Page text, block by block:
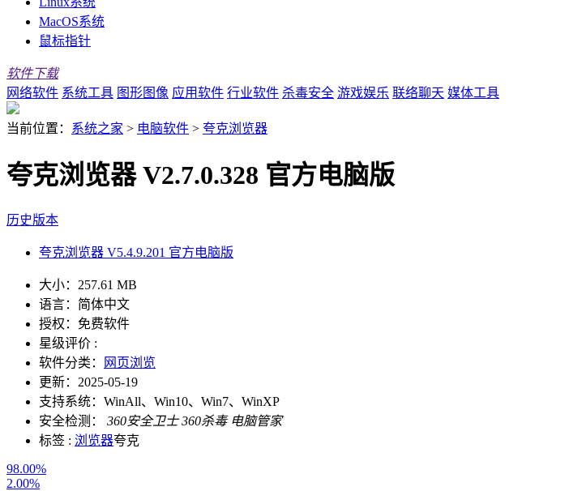
MacOS系统
鼠标指针
软件下载
网络软件 系统工具 图形图像 应用软件 行业软件 杀毒安全 游戏娱乐 联络聊天 媒体工具
当前位置： 系统之家 > 电脑软件 > 夸克浏览器
夸克浏览器 V2.7.0.328 官方电脑版
历史版本
夸克浏览器 V5.4.9.201 官方电脑版
大小： 257.61 MB
语言： 简体中文
授权： 免费软件
星级评价 :
软件分类：
网页浏览
更新： 2025-05-19
支持系统： WinAll、Win10、Win7、WinXP
安全检测：
360安全卫士 360杀毒 电脑管家
标签 : 浏览器夸克
98.00%
2.00%